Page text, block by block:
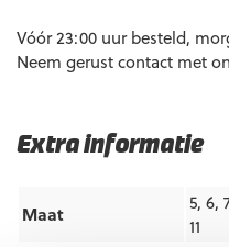
Extra informatie
Maat
5, 6,
11
Vóór 23:00 uur besteld,
Neem gerust contact met